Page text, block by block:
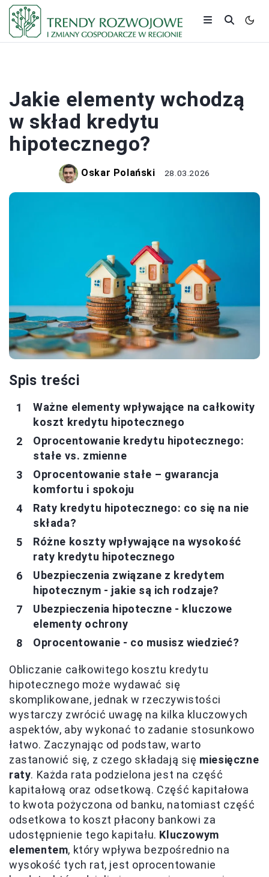
Jakie elementy wchodzą
w skład kredytu
hipotecznego?
Oskar Polański 28.03.2026
Spis treści
Ważne elementy wpływające na całkowity
koszt kredytu hipotecznego
Oprocentowanie kredytu hipotecznego:
stałe vs. zmienne
Oprocentowanie stałe – gwarancja
komfortu i spokoju
Raty kredytu hipotecznego: co się na nie
składa?
Różne koszty wpływające na wysokość
raty kredytu hipotecznego
Ubezpieczenia związane z kredytem
hipotecznym - jakie są ich rodzaje?
Ubezpieczenia hipoteczne - kluczowe
elementy ochrony
Oprocentowanie - co musisz wiedzieć?
Obliczanie całkowitego kosztu kredytu
hipotecznego może wydawać się
skomplikowane, jednak w rzeczywistości
wystarczy zwrócić uwagę na kilka kluczowych
aspektów, aby wykonać to zadanie stosunkowo
łatwo. Zaczynając od podstaw, warto
zastanowić się, z czego składają się miesięczne
raty. Każda rata podzielona jest na część
kapitałową oraz odsetkową. Część kapitałowa
to kwota pożyczona od banku, natomiast część
odsetkowa to koszt płacony bankowi za
udostępnienie tego kapitału. Kluczowym
elementem, który wpływa bezpośrednio na
wysokość tych rat, jest oprocentowanie